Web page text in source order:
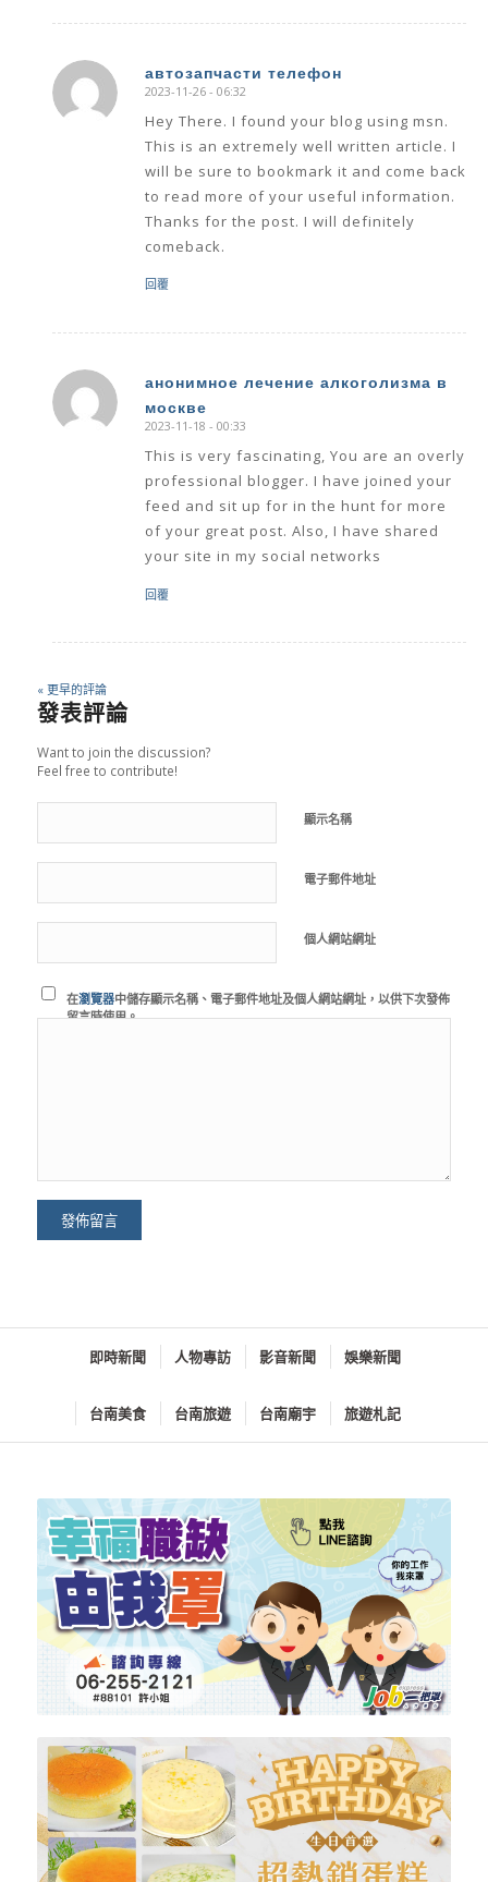
автозапчасти телефон
says:
2023-11-26 - 06:32
Hey There. I found your blog using msn.
This is an extremely well written article. I
will be sure to bookmark it and come back
to read more of your useful information.
Thanks for the post. I will definitely
comeback.
回覆
анонимное лечение алкоголизма в
москве
says:
2023-11-18 - 00:33
This is very fascinating, You are an overly
professional blogger. I have joined your
feed and sit up for in the hunt for more
of your great post. Also, I have shared
your site in my social networks
回覆
« 更早的評論
發表評論
Want to join the discussion?
Feel free to contribute!
顯示名稱
電子郵件地址
個人網站網址
在瀏覽器中儲存顯示名稱、電子郵件地址及個人網站網址，以供下次發佈
留言時使用。
即時新聞 人物專訪 影音新聞 娛樂新聞
台南美食 台南旅遊 台南廟宇 旅遊札記